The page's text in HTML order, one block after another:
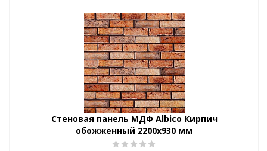
Стеновая панель МДФ Albico Кирпич
обожженный 2200х930 мм